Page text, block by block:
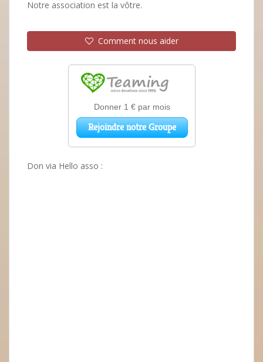
Notre association est la vôtre.
Comment nous aider
Don via Hello asso :